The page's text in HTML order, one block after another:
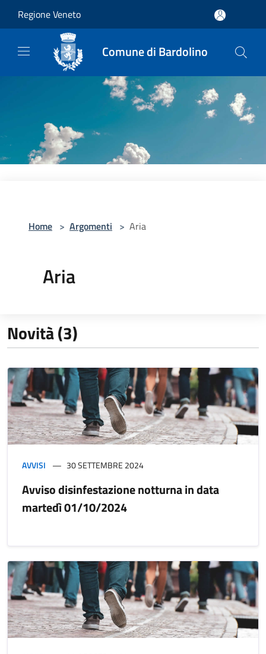
Regione Veneto
Comune di Bardolino
Home > Argomenti > Aria
Aria
Novità (3)
AVVISI 30 SETTEMBRE 2024
Avviso disinfestazione notturna in data
martedì 01/10/2024